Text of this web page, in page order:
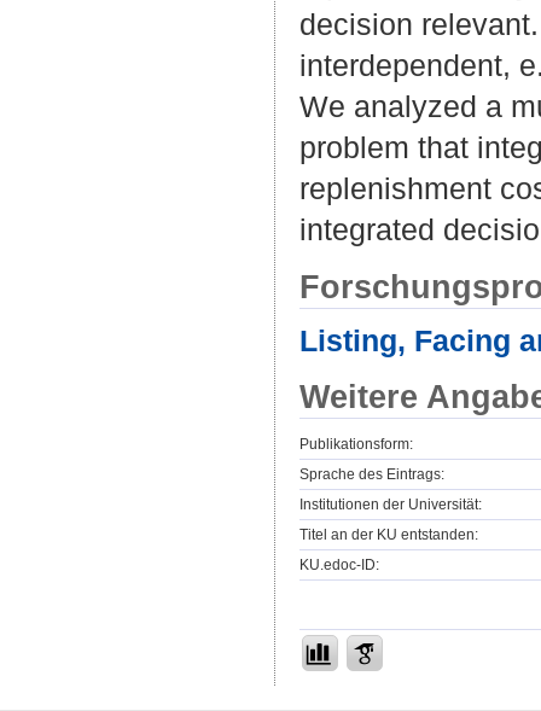
decision
interdependent,
We analyzed a
problem that
replenishment
integrated
Listing, Facing
Weitere
Publikationsform:
Sprache des Eintrags:
Institutionen der Universität:
Titel an der KU entstanden:
KU.edoc-ID: